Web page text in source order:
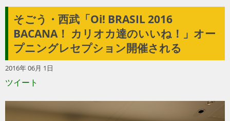
ホーム
ファション
グルメ
そごう・西武「Oi! BRASIL 2016 BACANA！
カリオカ達のいいね！」オープニングレ
セプション開催される
2016年 06月 1日
ツイート